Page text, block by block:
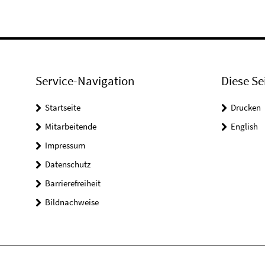
Service-Navigation
Startseite
Mitarbeitende
Impressum
Datenschutz
Barrierefreiheit
Bildnachweise
Diese
Drucken
English